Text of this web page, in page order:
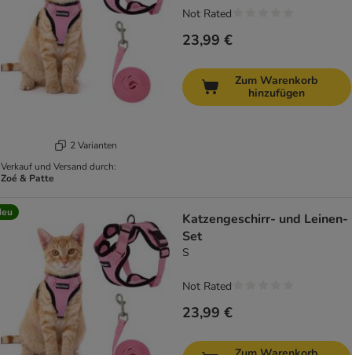
2 Varianten
Verkauf und Versand durch:
Zoé & Patte
23,99 €
Not Rated
Zum Warenkorb
hinzufügen
Katzengeschirr- und Leinen-
Set
S
23,99 €
Not Rated